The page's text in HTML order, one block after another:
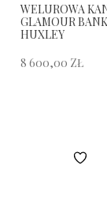
WELUROWA
GLAMOUR BANK
HUXLEY
8 600,00 ZŁ